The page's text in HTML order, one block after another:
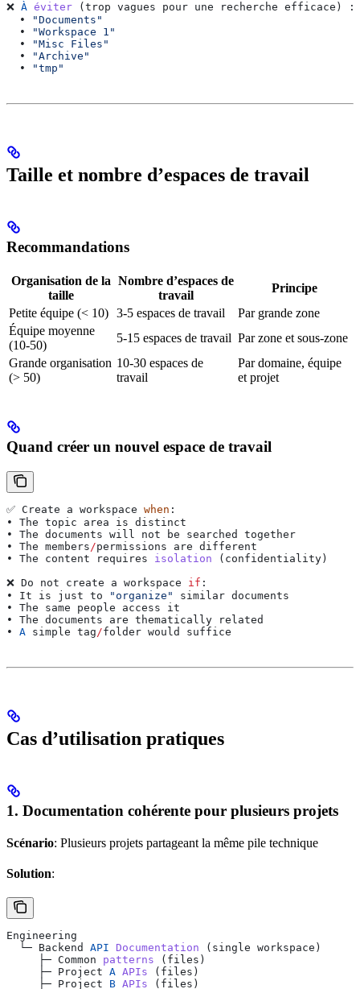
❌ À éviter ( trop vagues pour une recherche efficace ) :
  •
"Documents"
  •
"Workspace 1"
  •
"Misc Files"
  •
"Archive"
  •
"tmp"
Taille et nombre d’espaces de travail
Recommandations
Organisation de la
taille
Nombre d’espaces de
travail
Principe
Petite équipe (< 10) 3-5 espaces de travail
Par grande zone
Équipe moyenne
(10-50)
5-15 espaces de travail Par zone et sous-zone
Grande organisation
(> 50)
10-30 espaces de
travail
Par domaine, équipe
et projet
Quand créer un nouvel espace de travail
✅ Create a workspace when :
• The topic area is distinct
• The documents will not be searched
together
• The members/permissions are different
• The content requires isolation ( confidentiality )
❌ Do not create a workspace if :
• It is just to "organize" similar documents
• The same people access it
• The documents are thematically related
• A simple tag/folder would suffice
Cas d’utilisation pratiques
1. Documentation cohérente pour plusieurs projets
Scénario: Plusieurs projets partageant la même pile technique
Solution:
Engineering
  └─
Backend API Documentation ( single workspace )
     ├─
Common patterns ( files )
     ├─
Project A APIs ( files )
     ├─
Project B APIs ( files )